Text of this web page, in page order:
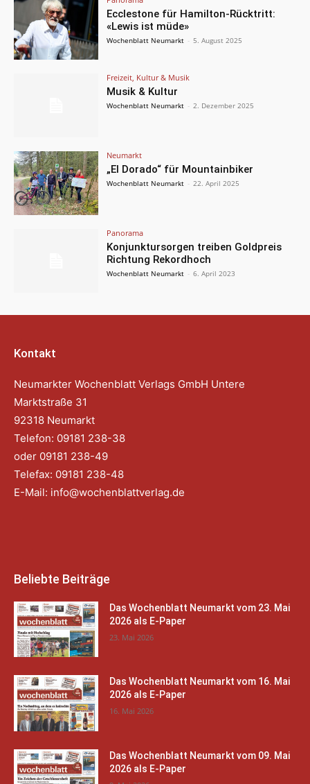
Ecclestone für Hamilton-Rücktritt:
«Lewis ist müde»
Wochenblatt Neumarkt - 5. August 2025
Freizeit, Kultur & Musik
Musik & Kultur
Wochenblatt Neumarkt - 2. Dezember 2025
Neumarkt
„El Dorado“ für Mountainbiker
Wochenblatt Neumarkt - 22. April 2025
Panorama
Konjunktursorgen treiben Goldpreis
Richtung Rekordhoch
Wochenblatt Neumarkt - 6. April 2023
Kontakt
Neumarkter Wochenblatt Verlags GmbH Untere
Marktstraße 31
92318 Neumarkt
Telefon: 09181 238-38
oder 09181 238-49
Telefax: 09181 238-48
E-Mail: info@wochenblattverlag.de
Beliebte Beiträge
Das Wochenblatt Neumarkt vom 23. Mai
2026 als E-Paper
23. Mai 2026
Das Wochenblatt Neumarkt vom 16. Mai
2026 als E-Paper
16. Mai 2026
Das Wochenblatt Neumarkt vom 09. Mai
2026 als E-Paper